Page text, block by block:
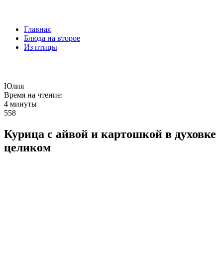
Главная
Блюда на второе
Из птицы
Юлия
Время на чтение:
4 минуты
558
Курица с айвой и картошкой в духовке
целиком